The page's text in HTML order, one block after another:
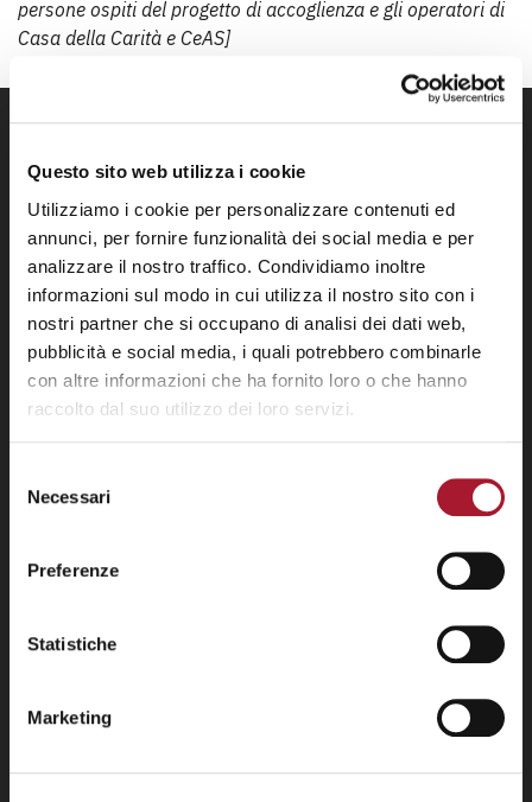
Questo sito web utilizza i cookie
Utilizziamo i cookie per personalizzare contenuti ed
annunci, per fornire funzionalità dei social media e per
analizzare il nostro traffico. Condividiamo inoltre
informazioni sul modo in cui utilizza il nostro sito con i
nostri partner che si occupano di analisi dei dati web,
pubblicità e social media, i quali potrebbero combinarle
con altre informazioni che ha fornito loro o che hanno
raccolto dal suo utilizzo dei loro servizi.
delNecessari
Preferenze
Statistiche
Marketing
persone ospiti del progetto di accoglienza e gli operatori di
Casa della Carità e CeAS]